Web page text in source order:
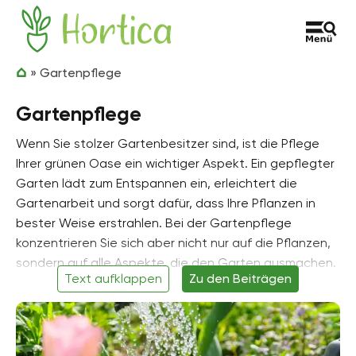
Zum Inhalt springen
Hortica
» Gartenpflege
Gartenpflege
Wenn Sie stolzer Gartenbesitzer sind, ist die Pflege
Ihrer grünen Oase ein wichtiger Aspekt. Ein gepflegter
Garten lädt zum Entspannen ein, erleichtert die
Gartenarbeit und sorgt dafür, dass Ihre Pflanzen in
bester Weise erstrahlen. Bei der Gartenpflege
konzentrieren Sie sich aber nicht nur auf die Pflanzen,
sondern auf alle Aspekte, die den Garten ausmachen.
Wie wird Zierkies gereinigt? Auf welche Weise lässt
sich Komposterde am einfachsten sterilisieren? Sind
Toiletten im Garten erlaubt? Wenn Sie sich solche
Fragen stellen, sind Sie hier genau richtig, denn die
Text aufklappen Zu den Beiträgen